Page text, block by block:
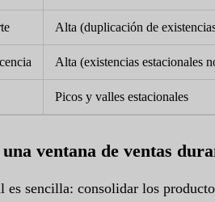
Alta (duplicación de
Alta (existencias estacionales
Picos y valles estacionales
ventana de ventas
sencilla: consolidar los